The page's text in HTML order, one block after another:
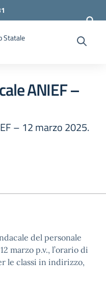
Statale
ANIEF –
– 12 marzo 2025.
del personale
marzo p.v., l’orario di
le classi in indirizzo,